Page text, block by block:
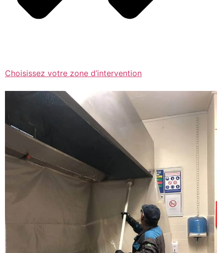
Choisissez votre zone d’intervention